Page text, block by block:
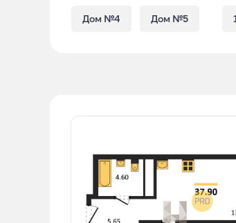
Дом №4 Дом №5